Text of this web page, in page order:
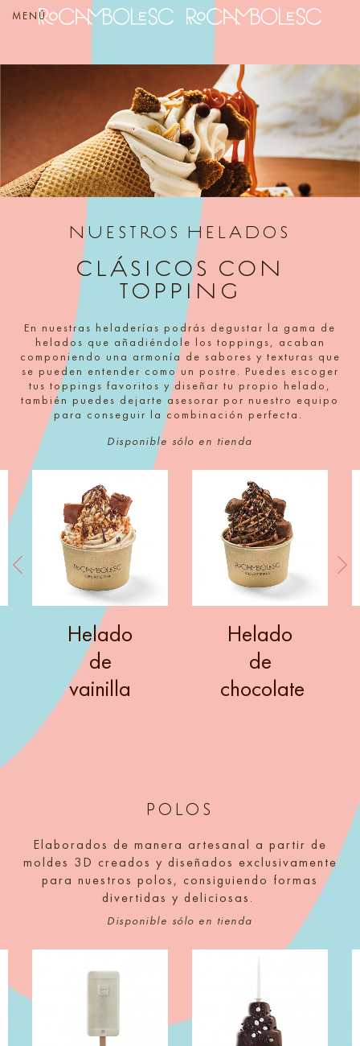
MENÚ
NUESTROS HELADOS
CLÁSICOS CON
TOPPING
En nuestras heladerías podrás degustar la gama de
helados que añadiéndole los toppings, acaban
componiendo una armonía de sabores y texturas que
se pueden entender como un postre. Puedes escoger
tus toppings favoritos y diseñar tu propio helado,
también puedes dejarte asesorar por nuestro equipo
para conseguir la combinación perfecta.
Disponible sólo en tienda
Helado
de
vainilla
Helado
de
chocolate
POLOS
Elaborados de manera artesanal a partir de
moldes 3D creados y diseñados exclusivamente
para nuestros polos, consiguiendo formas
divertidas y deliciosas.
Disponible sólo en tienda